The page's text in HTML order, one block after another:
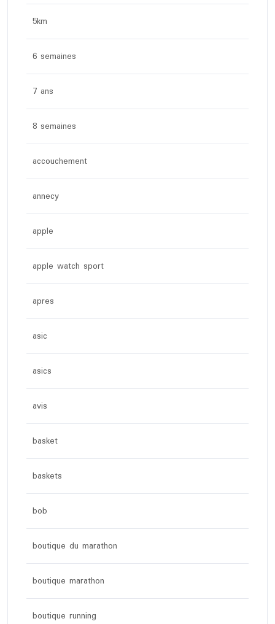
5km
6 semaines
7 ans
8 semaines
accouchement
annecy
apple
apple watch sport
apres
asic
asics
avis
basket
baskets
bob
boutique du marathon
boutique marathon
boutique running